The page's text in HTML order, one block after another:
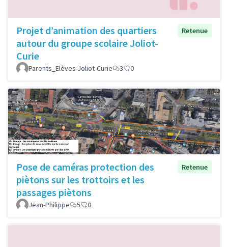
Projet d’animation des quartiers
autour du groupe scolaire Joliot-
Curie
Retenue
Parents_Elèves Joliot-Curie 3 0
Pose de caméras protection des
piètons sur les trottoirs et les
passages piètons
Retenue
Jean-Philippe 5 0